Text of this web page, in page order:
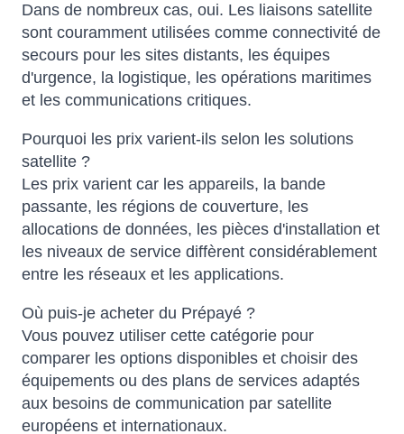
Dans de nombreux cas, oui. Les liaisons satellite
sont couramment utilisées comme connectivité de
secours pour les sites distants, les équipes
d'urgence, la logistique, les opérations maritimes
et les communications critiques.
Pourquoi les prix varient-ils selon les solutions
satellite ?
Les prix varient car les appareils, la bande
passante, les régions de couverture, les
allocations de données, les pièces d'installation et
les niveaux de service diffèrent considérablement
entre les réseaux et les applications.
Où puis-je acheter du Prépayé ?
Vous pouvez utiliser cette catégorie pour
comparer les options disponibles et choisir des
équipements ou des plans de services adaptés
aux besoins de communication par satellite
européens et internationaux.